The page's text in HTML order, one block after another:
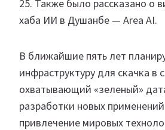
25. Также было рассказано о
хаба ИИ в Душанбе — Area AI.
В ближайшие пять лет
инфраструктуру для скачка в
охватывающий «зеленый»
разработки новых
привлечение мировых